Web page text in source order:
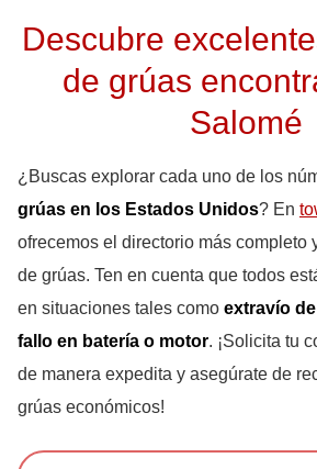
Descubre
de grúas
Salomé
¿Buscas explorar cada uno de los
grúas en los Estados Unidos? En
ofrecemos el directorio más completo
de grúas. Ten en cuenta que todos
en situaciones tales como extravío
fallo en batería o motor. ¡Solicita tu
de manera expedita y asegúrate de
grúas económicos!